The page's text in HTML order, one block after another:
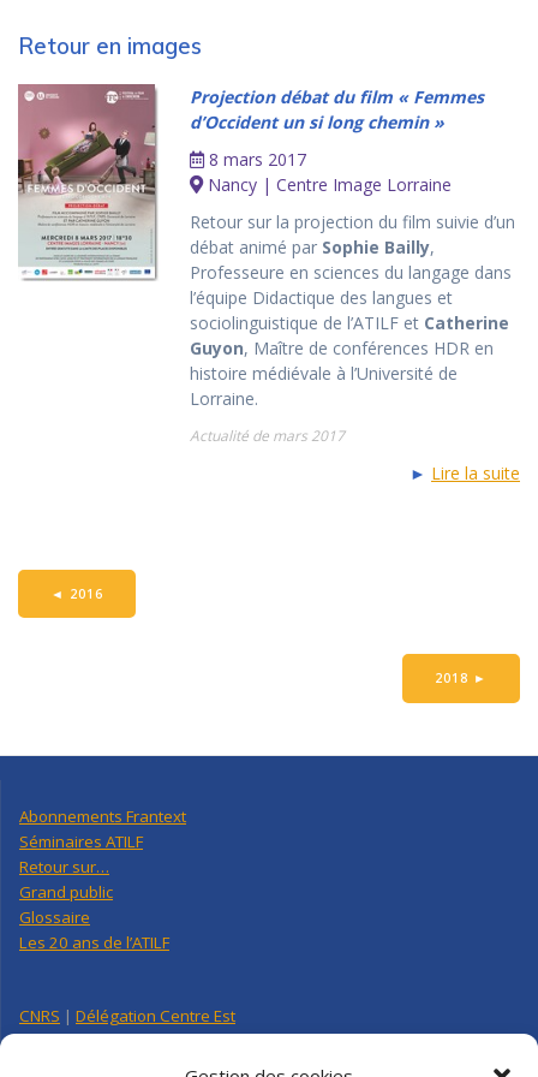
Retour en images
Projection débat du film « Femmes
d’Occident un si long chemin »
8 mars 2017
Nancy | Centre Image Lorraine
Retour sur la projection du film suivie d’un
débat animé par Sophie Bailly,
Professeure en sciences du langage dans
l’équipe Didactique des langues et
sociolinguistique de l’ATILF et Catherine
Guyon, Maître de conférences HDR en
histoire médiévale à l’Université de
Lorraine.
Actualité de mars 2017
► Lire la suite
◄ 2016
2018 ►
Abonnements Frantext
Séminaires ATILF
Retour sur…
Grand public
Glossaire
Les 20 ans de l’ATILF
CNRS | Délégation Centre Est
Université de Lorraine
CNRS Hebdo Centre-Est